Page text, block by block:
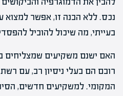
נכס. ללא הבנה זו, אפשר
בעייתי, מה שיכול להוביל
האם ישנם משקיעים שמצליחים
רובם הם בעלי ניסיון רב, עם
המקומי. למשקיעים חדשים,